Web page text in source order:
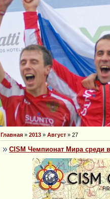
Главная » 2013 » Август » 27
CISM Чемпионат Мира среди